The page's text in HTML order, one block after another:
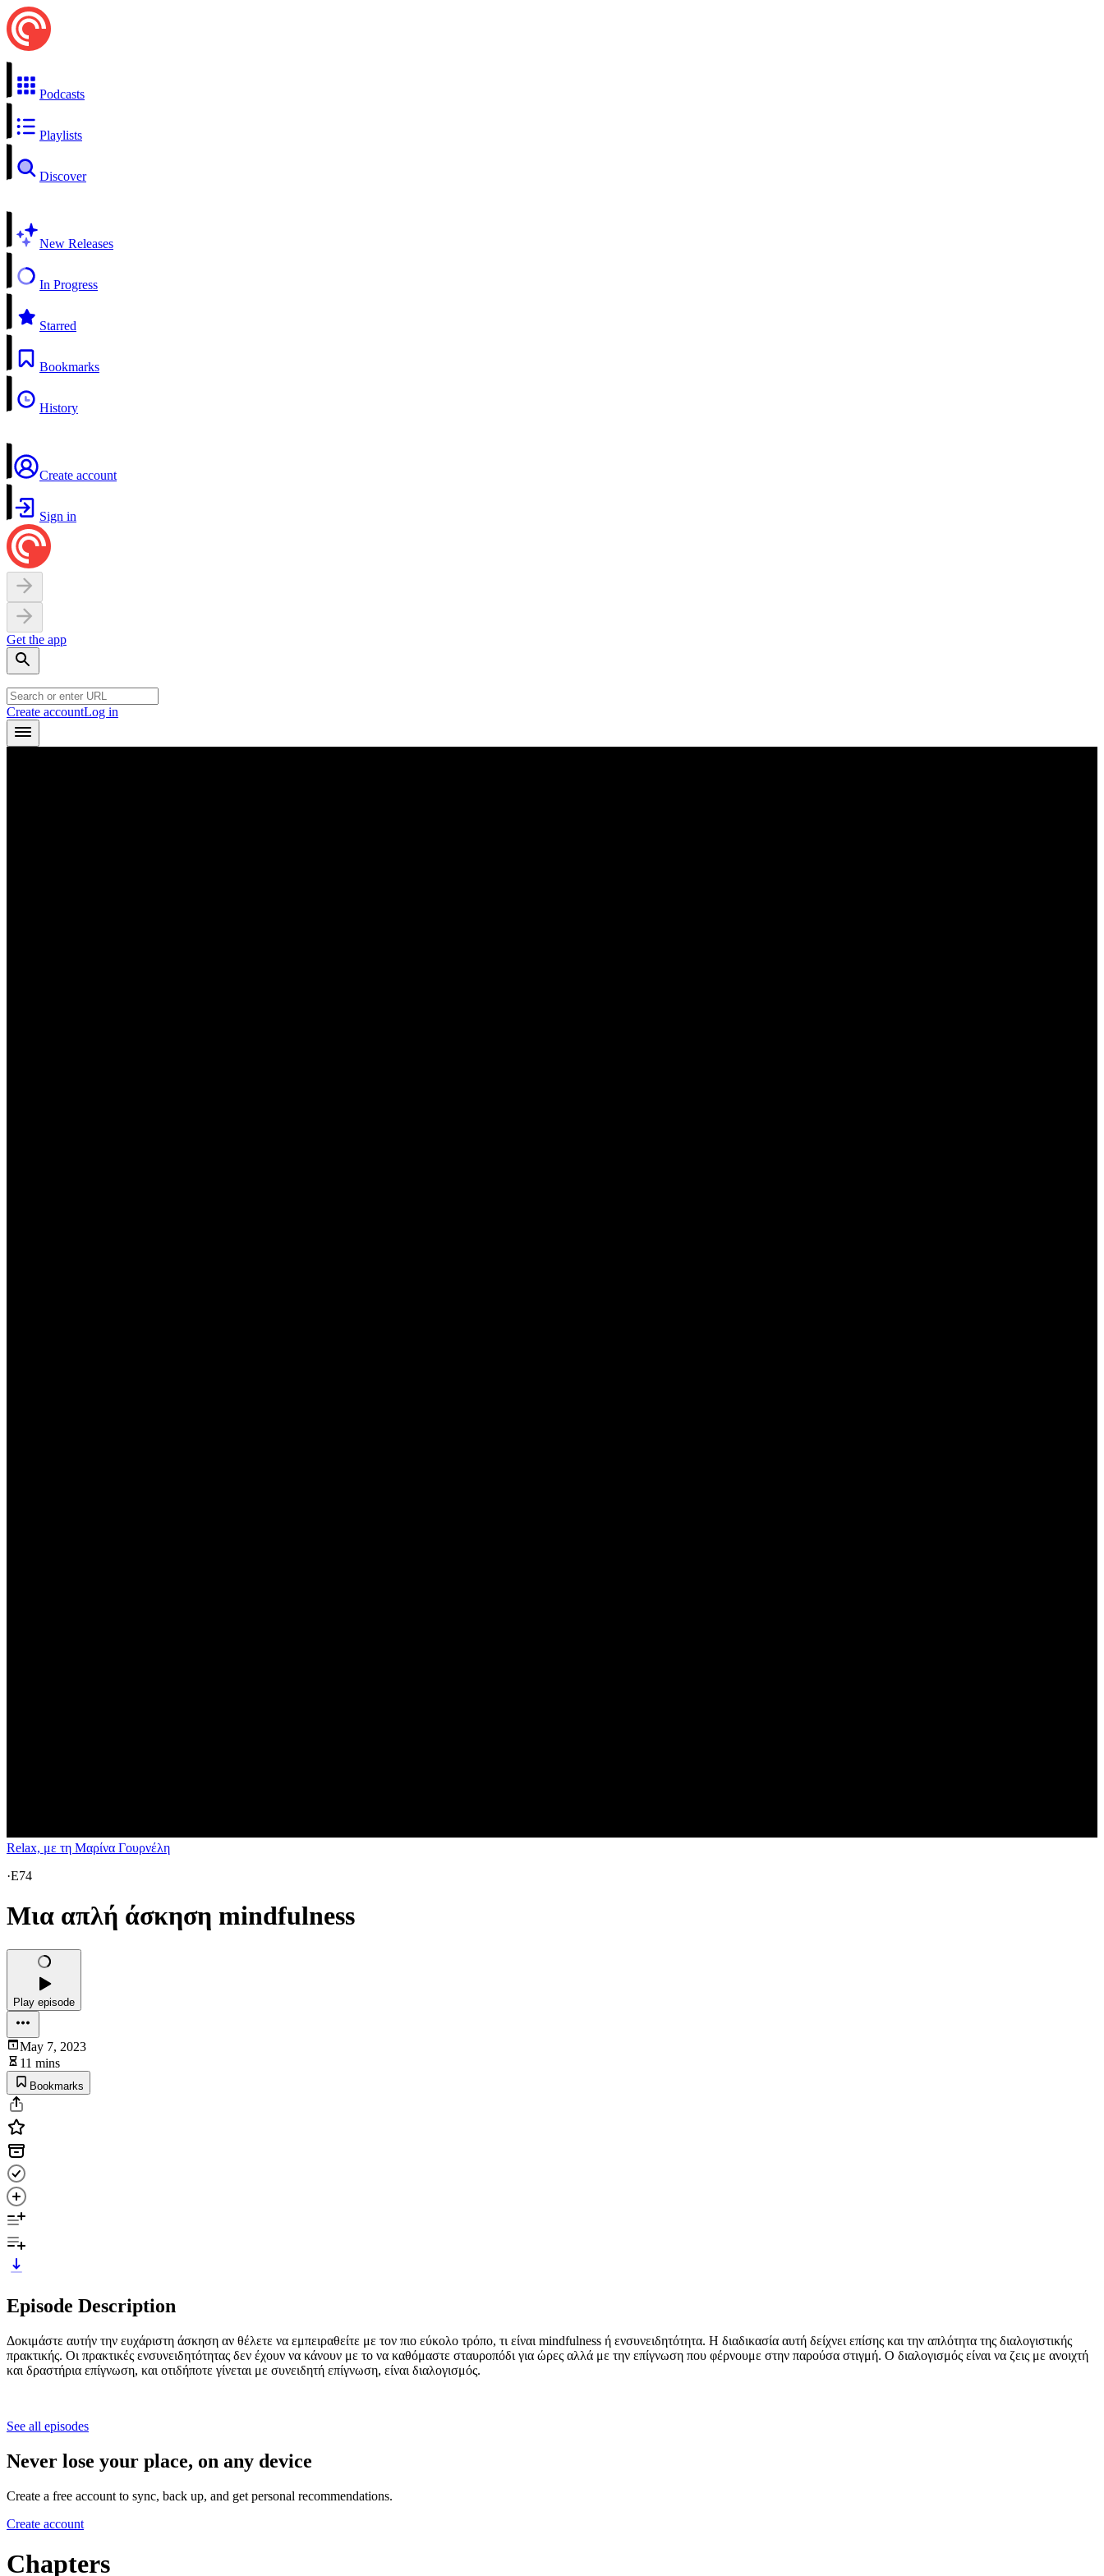
Podcasts
Playlists
Discover
New Releases
In Progress
Starred
Bookmarks
History
Create account
Sign in
Get the app
Create accountLog in
Relax, με τη Μαρίνα Γουρνέλη
·E74
Μια απλή άσκηση mindfulness
Play episode
May 7, 2023
11 mins
Bookmarks
Episode Description
Δοκιμάστε αυτήν την ευχάριστη άσκηση αν θέλετε να εμπειραθείτε με τον πιο εύκολο τρόπο, τι είναι mindfulness ή ενσυνειδητότητα. Η διαδικασία αυτή δείχνει επίσης και την απλότητα της διαλογιστικής
πρακτικής. Οι πρακτικές ενσυνειδητότητας δεν έχουν να κάνουν με το να καθόμαστε σταυροπόδι για ώρες αλλά με την επίγνωση που φέρνουμε στην παρούσα στιγμή. Ο διαλογισμός είναι να ζεις με ανοιχτή
και δραστήρια επίγνωση, και οτιδήποτε γίνεται με συνειδητή επίγνωση, είναι διαλογισμός.
See all episodes
Never lose your place, on any device
Create a free account to sync, back up, and get personal recommendations.
Create account
Chapters